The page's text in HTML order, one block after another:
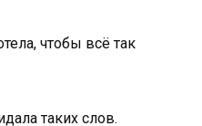
чтобы всё так
таких слов.